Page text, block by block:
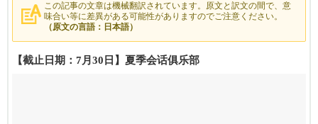
この記事の文章は機械翻訳されています。原文と訳文の間で、意
味合い等に差異がある可能性がありますのでご注意ください。
（原文の言語：日本語）
【截止日期：7月30日】夏季会话俱乐部